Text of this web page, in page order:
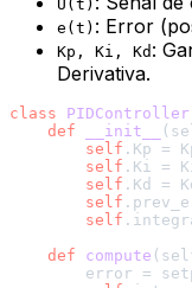
U(t)
e(t) : Error
Kp, Ki, Kd :
Derivativa.
class PIDController
def
__init__ (
self .Kp =
self .Ki =
self .Kd =
self
self
def
compute (
error =